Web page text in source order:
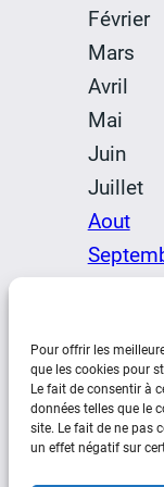
Pour offrir les
que les cookies pour
Le fait de consentir à
données telles que le
site. Le fait de ne pas
un effet négatif sur
Février
Mars
Avril
Mai
Juin
Juillet
Aout